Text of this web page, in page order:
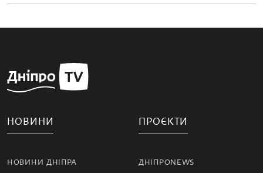
НОВИНИ
НОВИНИ ДНІПРА
ПРОЄКТИ
ДНІПРОNEWS